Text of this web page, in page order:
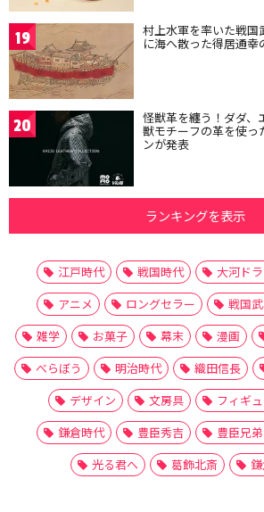
19 村上水軍を率いた戦
に海へ散った得居通
20 怪獣革を纏う！ダダ
獣モチーフの革を使っ
ンが発表
ランキングを表示
江戸時代 戦国時代 大河ド
アニメ
ロングセラー 戦国
雑学
お菓子 幕末 漫画
べらぼう
明治時代 織田信長
デザイン
文房具 フィギ
鎌倉時代
豊臣秀吉 豊臣兄弟
光る君へ
葛飾北斎